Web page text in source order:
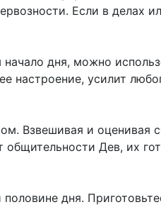
Если в делах
дня, можно
настроение, усилит
Взвешивая и оценивая
общительности Дев, их
дня.